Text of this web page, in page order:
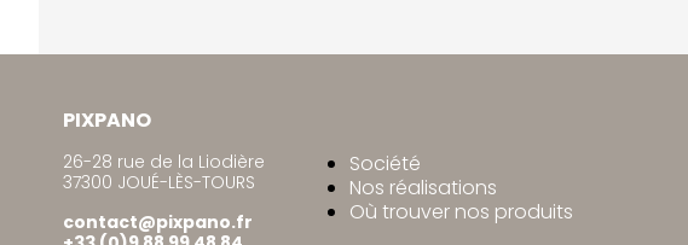
PIXPANO
26-28 rue de la Liodière
37300 JOUÉ-LÈS-TOURS
contact@pixpano.fr
Société
Nos réalisations
Où trouver nos produits